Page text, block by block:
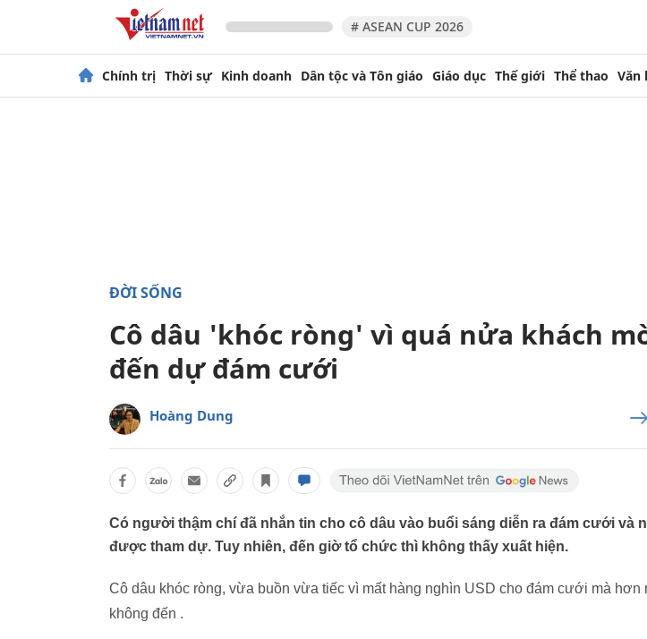
# ASEAN CUP 2026
Chính trị Thời sự Kinh doanh Dân tộc và Tôn giáo Giáo dục Thế giới Thể thao Văn
ĐỜI SỐNG
Cô dâu 'khóc ròng' vì quá nửa khách
đến dự đám cưới
Hoàng Dung
Có người thậm chí đã nhắn tin cho cô dâu vào buổi sáng diễn ra đám cưới và
được tham dự. Tuy nhiên, đến giờ tổ chức thì không thấy xuất hiện.
Cô dâu khóc ròng, vừa buồn vừa tiếc vì mất hàng nghìn USD cho đám cưới mà hơn
không đến .